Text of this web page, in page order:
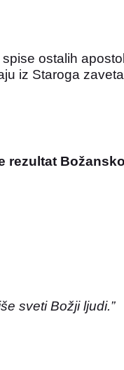
ostalih
iz Staroga
rezultat
sveti Božji ljudi.”